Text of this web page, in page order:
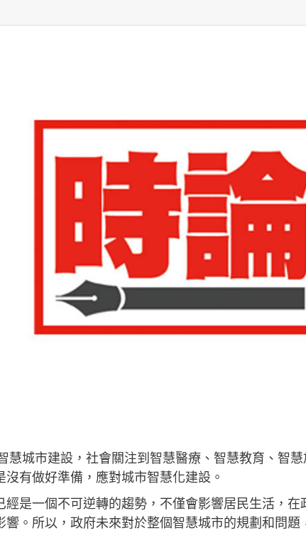
慧城市建設，社會關注到智慧醫療、智慧教育、智慧
沒有做好準備，應對城市智慧化建設。
經是一個不可逆轉的趨勢，不僅會影響居民生活，
響。所以，政府未來對於整個智慧城市的規劃和問